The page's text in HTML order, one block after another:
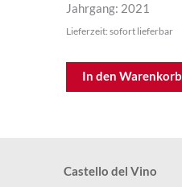
Jahrgang: 2021
Lieferzeit: sofort lieferbar
In den Warenkorb
Castello del Vino